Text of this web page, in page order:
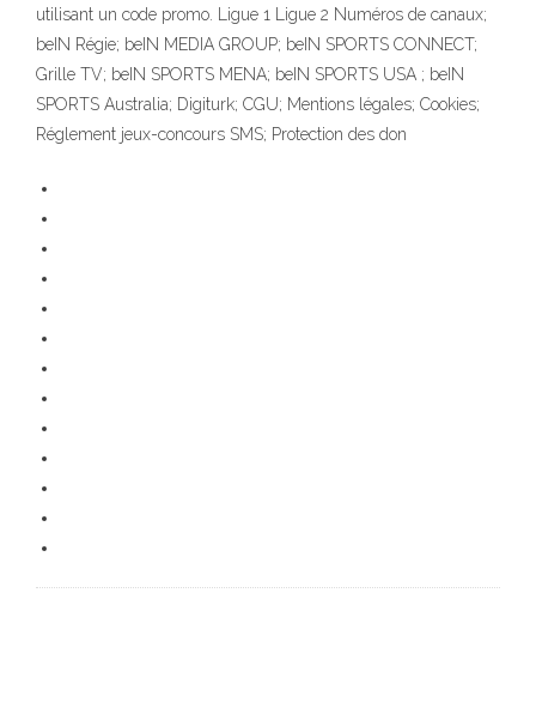
utilisant un code promo. Ligue 1 Ligue 2 Numéros de canaux;
beIN Régie; beIN MEDIA GROUP; beIN SPORTS CONNECT;
Grille TV; beIN SPORTS MENA; beIN SPORTS USA ; beIN
SPORTS Australia; Digiturk; CGU; Mentions légales; Cookies;
Réglement jeux-concours SMS; Protection des don